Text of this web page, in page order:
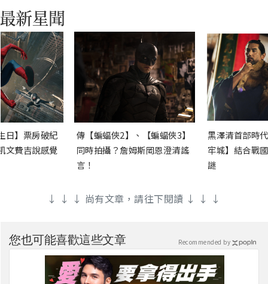
日】票房破紀
文費吉說感覺
傳【蝙蝠俠2】、【蝙蝠俠3】
同時拍攝？詹姆斯岡恩澄清謠
言！
黑澤清首部時
牢城】結合戰
謎
↓ ↓ ↓ 尚有文章，請往下閱讀 ↓ ↓ ↓
您也可能喜歡這些文章 Recommended by